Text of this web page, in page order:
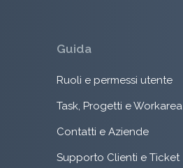
Guida
Ruoli e permessi utente
Task, Progetti e Workarea
Contatti e Aziende
Supporto Clienti e Ticket